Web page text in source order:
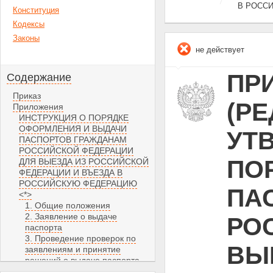
Конституция
Кодексы
Законы
Содержание
Приказ
Приложения
ИНСТРУКЦИЯ О ПОРЯДКЕ
ОФОРМЛЕНИЯ И ВЫДАЧИ
ПАСПОРТОВ ГРАЖДАНАМ
РОССИЙСКОЙ ФЕДЕРАЦИИ
ДЛЯ ВЫЕЗДА ИЗ РОССИЙСКОЙ
ФЕДЕРАЦИИ И ВЪЕЗДА В
РОССИЙСКУЮ ФЕДЕРАЦИЮ
<*>
1. Общие положения
2. Заявление о выдаче
паспорта
3. Проведение проверок по
заявлениям и принятие
решений о выдаче паспорта
В
не действует